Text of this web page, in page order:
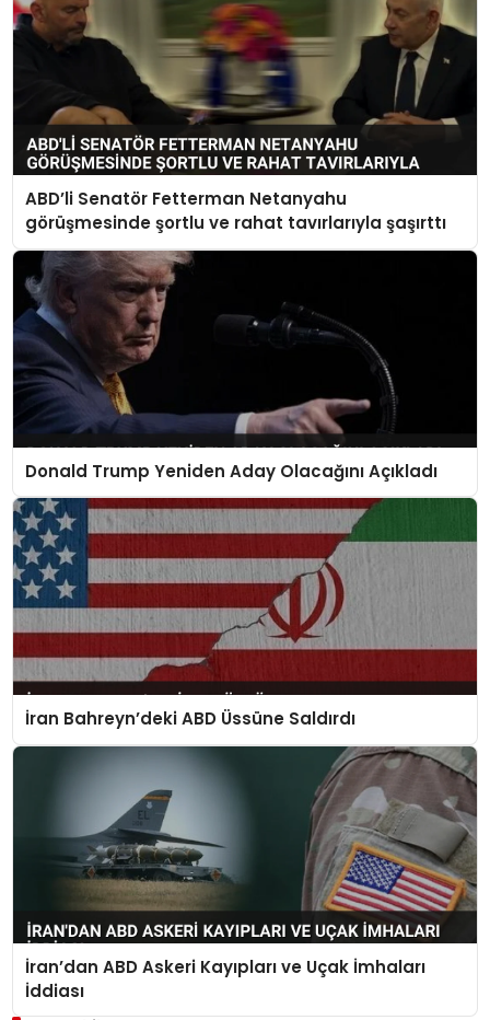
ABD’li Senatör Fetterman Netanyahu
görüşmesinde şortlu ve rahat tavırlarıyla şaşırttı
Donald Trump Yeniden Aday Olacağını Açıkladı
İran Bahreyn’deki ABD Üssüne Saldırdı
İran’dan ABD Askeri Kayıpları ve Uçak İmhaları
İddiası